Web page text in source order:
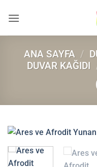
atla
ANA SAYFA /
DUVAR KAĞIDI